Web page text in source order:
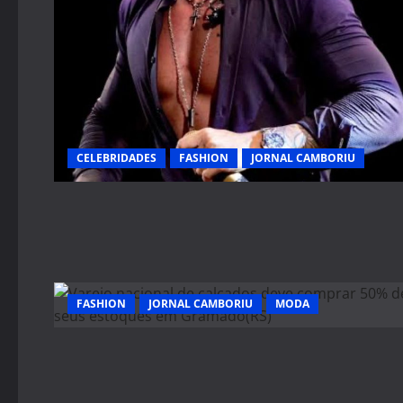
CELEBRIDADES FASHION JORNAL CAMBORIU
FASHION JORNAL CAMBORIU MODA